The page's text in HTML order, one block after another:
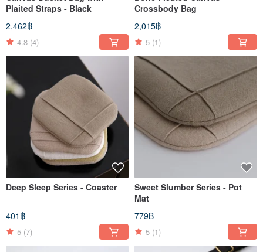
Plaited Straps - Black
2,462฿
4.8 (4)
Crossbody Bag
2,015฿
5 (1)
Deep Sleep Series - Coaster
401฿
5 (7)
Sweet Slumber Series - Pot
Mat
779฿
5 (1)